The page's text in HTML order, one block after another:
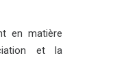
en matière
et la